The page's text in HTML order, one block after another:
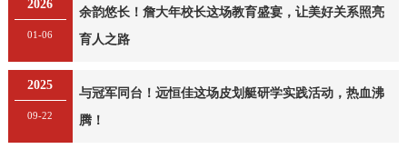
2026
01-06
余韵悠长！詹大年校长这场教育盛宴，让美好关系照亮
育人之路
2025
09-22
与冠军同台！远恒佳这场皮划艇研学实践活动，热血沸
腾！